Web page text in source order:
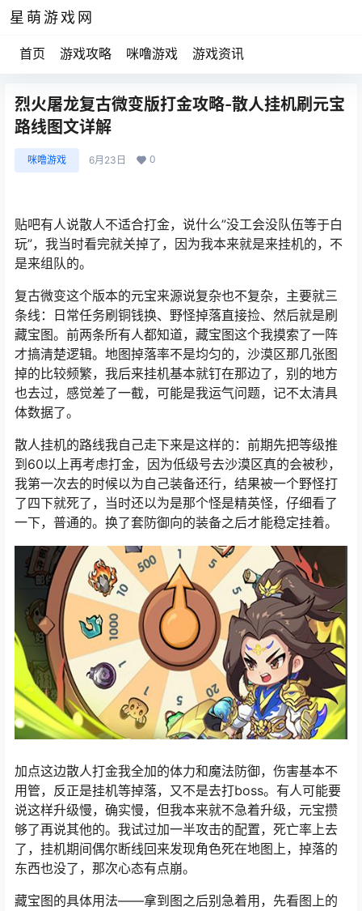
星萌游戏网
首页 游戏攻略 咪噜游戏 游戏资讯
烈火屠龙复古微变版打金攻略-散人挂机刷元宝
路线图文详解
咪噜游戏 6月23日 0
贴吧有人说散人不适合打金，说什么”没工会没队伍等于白
玩”，我当时看完就关掉了，因为我本来就是来挂机的，不
是来组队的。
复古微变这个版本的元宝来源说复杂也不复杂，主要就三
条线：日常任务刷铜钱换、野怪掉落直接捡、然后就是刷
藏宝图。前两条所有人都知道，藏宝图这个我摸索了一阵
才搞清楚逻辑。地图掉落率不是均匀的，沙漠区那几张图
掉的比较频繁，我后来挂机基本就钉在那边了，别的地方
也去过，感觉差了一截，可能是我运气问题，记不太清具
体数据了。
散人挂机的路线我自己走下来是这样的：前期先把等级推
到60以上再考虑打金，因为低级号去沙漠区真的会被秒，
我第一次去的时候以为自己装备还行，结果被一个野怪打
了四下就死了，当时还以为是那个怪是精英怪，仔细看了
一下，普通的。换了套防御向的装备之后才能稳定挂着。
加点这边散人打金我全加的体力和魔法防御，伤害基本不
用管，反正是挂机等掉落，又不是去打boss。有人可能要
说这样升级慢，确实慢，但我本来就不急着升级，元宝攒
够了再说其他的。我试过加一半攻击的配置，死亡率上去
了，挂机期间偶尔断线回来发现角色死在地图上，掉落的
东西也没了，那次心态有点崩。
藏宝图的具体用法——拿到图之后别急着用，先看图上的